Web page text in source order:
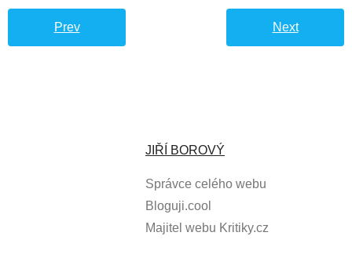
Prev Next
JIŘÍ BOROVÝ
Správce celého webu
Bloguji.cool
Majitel webu Kritiky.cz